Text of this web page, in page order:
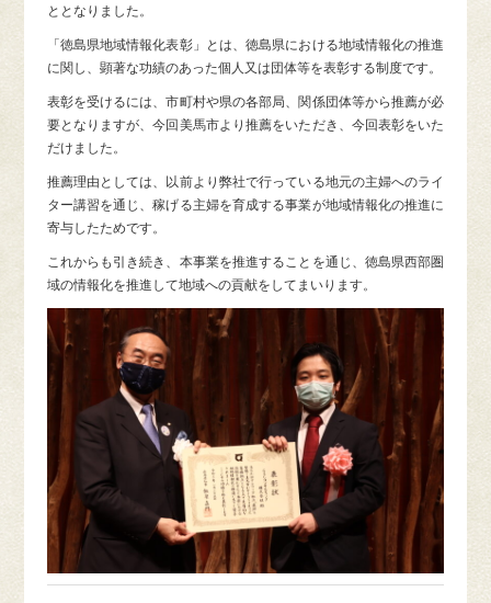
ととなりました。
「徳島県地域情報化表彰」とは、徳島県における地域情報化の推進
に関し、顕著な功績のあった個人 又は団体等を表彰する制度です。
表彰を受けるには、市町村や県の各部局、関係団体等から推薦が必
要となりますが、今回美馬市より推薦をいただき、今回表彰をいた
だけました。
推薦理由としては、以前より弊社で行っている地元の主婦へのライ
ター講習を通じ、稼げる主婦を育成する事業が地域情報化の推進に
寄与したためです。
これからも引き続き、本事業を推進することを通じ、徳島県西部圏
域の情報化を推進して地域への貢献をしてまいります。